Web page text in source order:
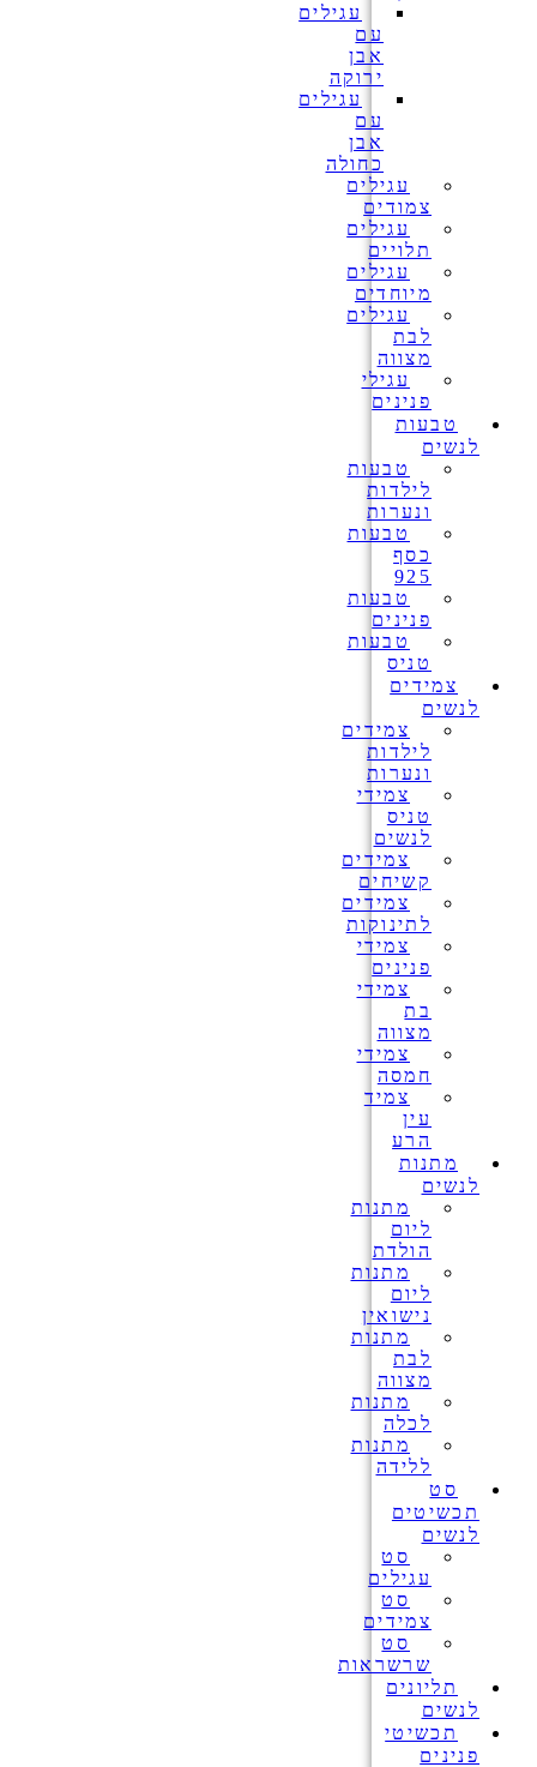
עגילים
עם
אבן
ירוקה
עגילים
עם
אבן
כחולה
עגילים
צמודים
עגילים
תלויים
עגילים
מיוחדים
עגילים
לבת
מצווה
עגילי
פנינים
טבעות
לנשים
טבעות
לילדות
ונערות
טבעות
כסף
925
טבעות
פנינים
טבעות
טניס
צמידים
לנשים
צמידים
לילדות
ונערות
צמידי
טניס
לנשים
צמידים
קשיחים
צמידים
לתינוקות
צמידי
פנינים
צמידי
בת
מצווה
צמידי
חמסה
צמיד
עין
הרע
מתנות
לנשים
מתנות
ליום
הולדת
מתנות
ליום
נישואין
מתנות
לבת
מצווה
מתנות
לכלה
מתנות
ללידה
סט
תכשיטים
לנשים
סט
עגילים
סט
צמידים
סט
שרשראות
תליונים
לנשים
תכשיטי
פנינים